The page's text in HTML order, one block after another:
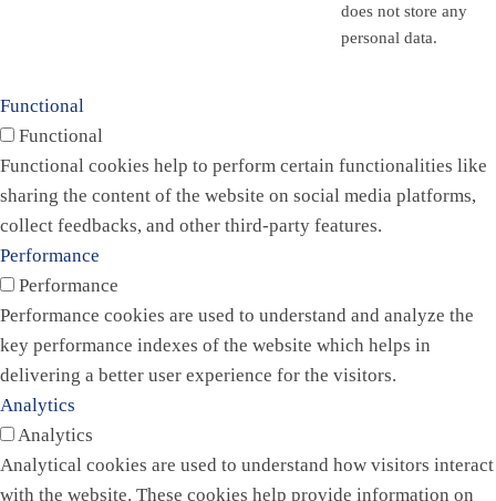
does not store any
personal data.
Functional
Functional
Functional cookies help to perform certain functionalities like
sharing the content of the website on social media platforms,
collect feedbacks, and other third-party features.
Performance
Performance
Performance cookies are used to understand and analyze the
key performance indexes of the website which helps in
delivering a better user experience for the visitors.
Analytics
Analytics
Analytical cookies are used to understand how visitors interact
with the website. These cookies help provide information on